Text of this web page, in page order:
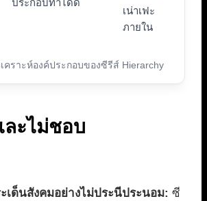
คราะห์องค์ประกอบของซีรีส์ Hierarchy
ประกอบทำได้ดี
เน่าเฟะ
ภายใน
ะไม่ชอบ
เด็นสังคมอย่างไม่ประนีประนอม: ซี